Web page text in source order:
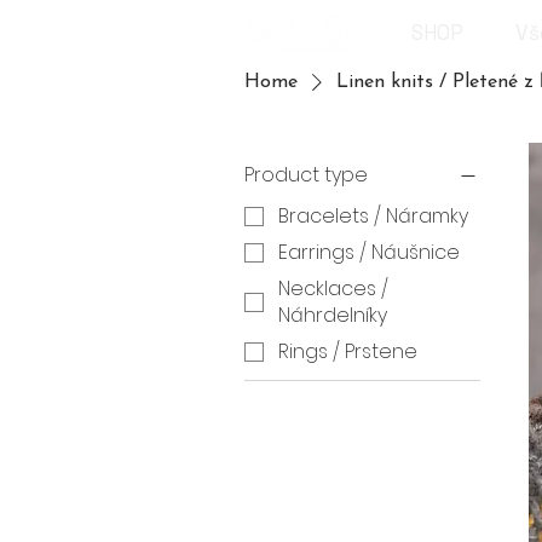
Home Linen knits / Pletené z
Product type
Bracelets / Náramky
Earrings / Náušnice
Necklaces /
Náhrdelníky
Rings / Prstene